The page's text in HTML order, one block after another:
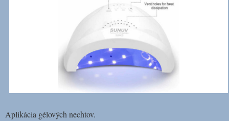
Aplikácia gélových nechtov.